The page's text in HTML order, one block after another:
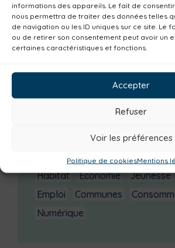
informations des appareils. Le fait de
nous permettra de traiter des données telles
de navigation ou les ID uniques sur ce site. Le
ou de retirer son consentement peut avoir un
certaines caractéristiques et fonctions.
Accepter
Refuser
Voir les préférences
Politique de cookiesMentions
Catégories actualités /
Urbanisme Réemploi Seniors
Familles
Culture
Non classé
Solidarité
Environnement
Mobilité
Plan climat
Habitat
Economie Jeunesse
Emploi
Communes
Numérique